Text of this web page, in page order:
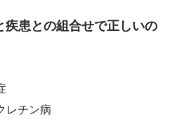
疾患との組合せで正しいの
レチン病